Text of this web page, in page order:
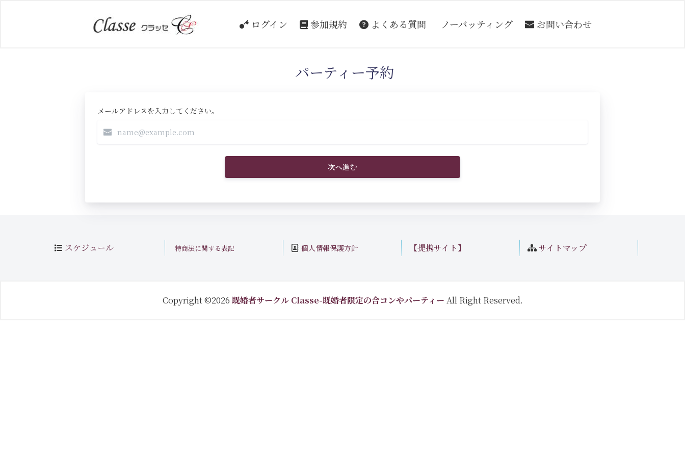
ログイン 参加規約 よくある質問 ノーバッティング お問い合わせ
パーティー予約
メールアドレスを入力してください。
次へ進む
スケジュール 特商法に関する表記 個人情報保護方針 【提携サイト】 サイトマップ
Copyright ©2026 既婚者サークル Classe-既婚者限定の合コンやパーティー All Right Reserved.